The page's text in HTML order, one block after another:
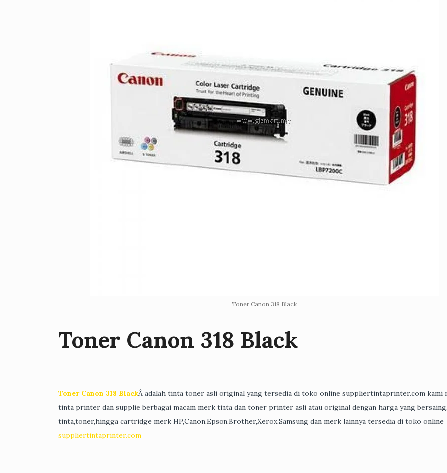
Toner Canon 318 Black
Toner Canon 318 Black
Toner Canon 318 BlackÂ adalah tinta toner asli original yang tersedia di toko online suppliertintaprinter.com kami
tinta printer dan supplie berbagai macam merk tinta dan toner printer asli atau original dengan harga yang
tinta,toner,hingga cartridge merk HP,Canon,Epson,Brother,Xerox,Samsung dan merk lainnya tersedia di toko online
suppliertintaprinter.com